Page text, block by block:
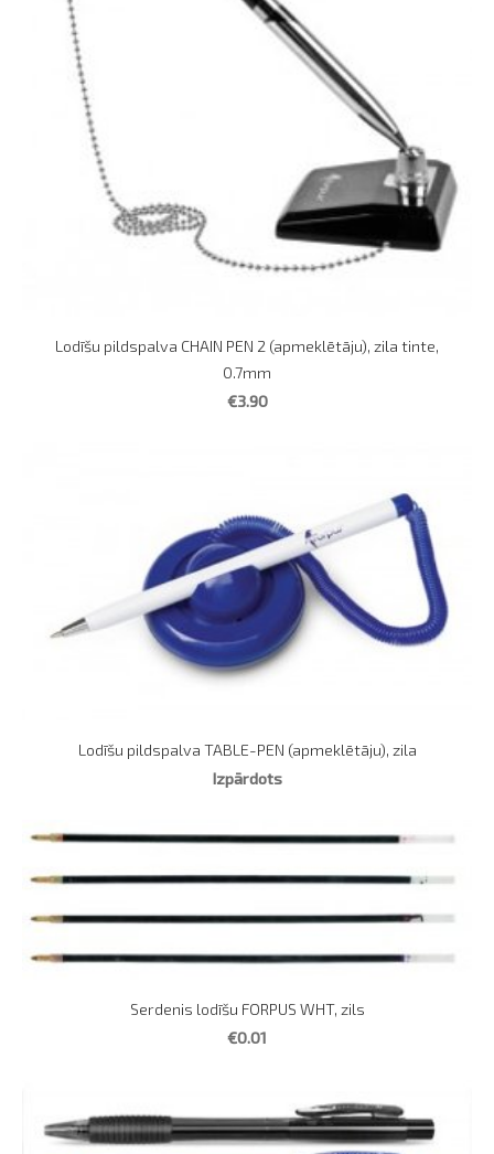
Lodīšu pildspalva CHAIN PEN 2 (apmeklētāju), zila tinte,
0.7mm
€3.90
Lodīšu pildspalva TABLE-PEN (apmeklētāju), zila
Izpārdots
Serdenis lodīšu FORPUS WHT, zils
€0.01